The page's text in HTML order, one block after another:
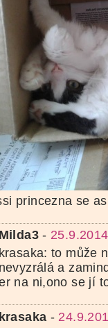
princezna se
Milda3-
krasaka: to může
nevyzrálá a
na ni,ono se jí
krasaka -